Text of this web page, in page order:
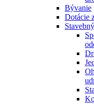
Bývanie
Dotácie